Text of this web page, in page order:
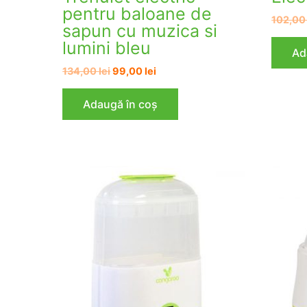
pentru baloane de
sapun cu muzica si
lumini bleu
134,00leiPrețul
fost:
134,00 lei.
99,00 lei
99,00 lei.
Adaugă în coș